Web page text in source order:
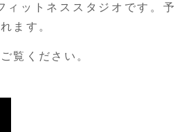
ットネススタジオです。予
ます。
覧ください。